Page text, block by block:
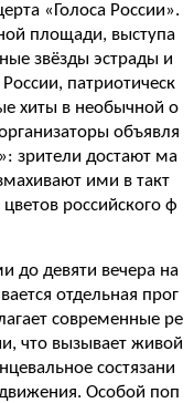
«Голоса России».
площади, выступа
звёзды эстрады и
патриотическ
хиты в необычной о
объявля
зрители достают ма
ими в такт
российского ф
до девяти вечера на
отдельная прог
современные ре
что вызывает живой
состязани
Особой поп